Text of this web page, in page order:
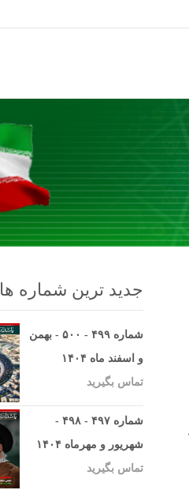
جدید ترین شماره ها
شماره ۴۹۹ - ۵۰۰ - بهمن
و اسفند ماه ۱۴۰۴
تماس بگیرید
شماره ۴۹۷ - ۴۹۸ -
شهریور و مهرماه ۱۴۰۴
تماس بگیرید